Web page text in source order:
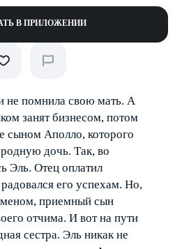
В ПРИЛОЖЕНИИ
не помнила свою мать. А
занят бизнесом, потом
сыном Аполло, которого
дочь. Так, во
Эль. Отец оплатил
его успехам. Но,
приемный сын
отчима. И вот на пути
сестра. Эль никак не